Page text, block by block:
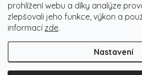
prohlížení webu a díky analýze
zlepšovali jeho funkce, výkon a
informací zde.
Nastavení